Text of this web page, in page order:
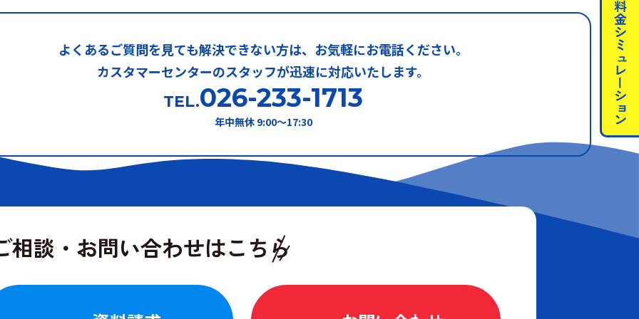
よくあるご質問を見ても解決できない方は、 お気軽にお電話ください。
カスタマーセンターのスタッフが迅速に対応いたします。
TEL.026-233-1713
年中無休 9:00〜17:30
相談・ お問い合わせはこちら